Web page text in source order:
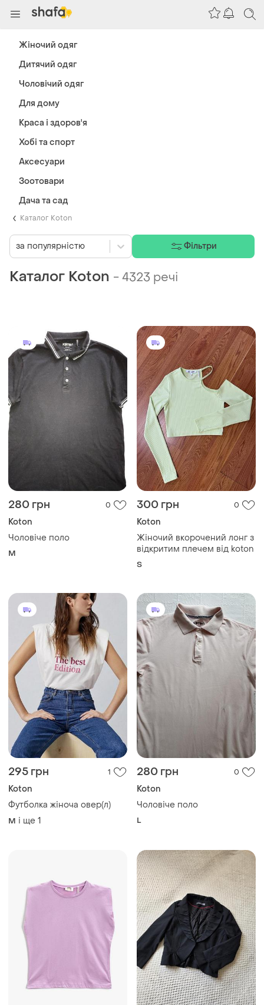
Каталог Koton
Каталог Koton -4323 речі
280 грн 0
Koton
Чоловіче поло
M
300 грн 0
Koton
Жіночий вкорочений лонг з
відкритим плечем від koton
S
295 грн 1
Koton
Футболка жіноча овер(л)
M і ще 1
280 грн 0
Koton
Чоловіче поло
L
за популярністю Фільтри
Жіночий одяг
Дитячий одяг
Чоловічий одяг
Для дому
Краса і здоров'я
Хобі та спорт
Аксесуари
Зоотовари
Дача та сад